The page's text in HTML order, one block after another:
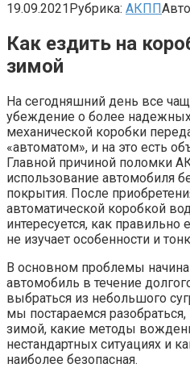
19.09.2021Рубрика: АКПП
Как ездить на
зимой
На сегодняшний день все
убеждение о более надежных
механической коробки
«автоматом», и на это есть
Главной причиной поломки
использование автомобиля
покрытия. После
автоматической коробкой
интересуется, как правильно
не изучает особенности и
В основном проблемы
автомобиль в течение
выбраться из небольшого
мы постараемся
зимой, какие методы
нестандартных ситуациях и
наиболее безопасная.